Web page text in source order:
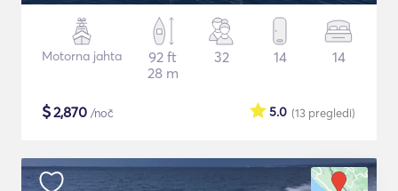
Motorna jahta
92 ft
28 m
32 14 14
$2,870 /noč (13 pregledi)
5.0